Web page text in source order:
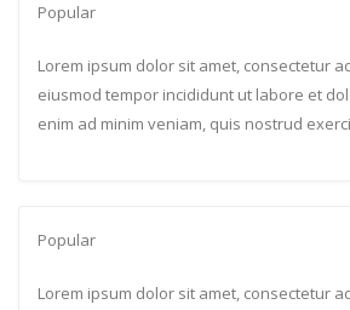
Popular
Lorem ipsum dolor sit amet, consectetur
eiusmod tempor incididunt ut labore et
enim ad minim veniam, quis nostrud
Popular
Lorem ipsum dolor sit amet, consectetur